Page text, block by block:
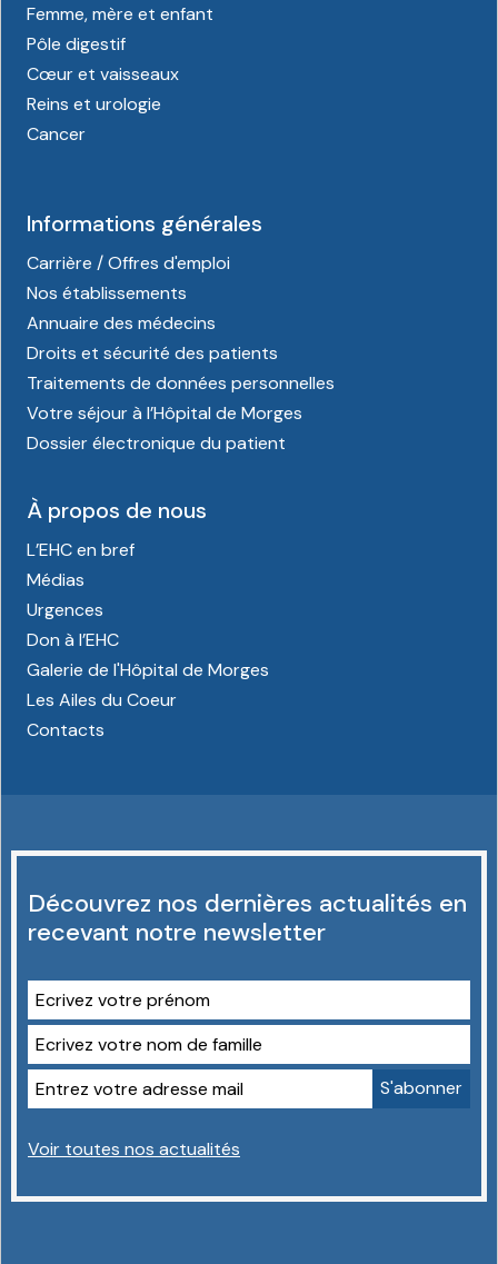
Femme, mère et enfant
Pôle digestif
Cœur et vaisseaux
Reins et urologie
Cancer
Informations générales
Carrière / Offres d'emploi
Nos établissements
Annuaire des médecins
Droits et sécurité des patients
Traitements de données personnelles
Votre séjour à l’Hôpital de Morges
Dossier électronique du patient
À propos de nous
L’EHC en bref
Médias
Urgences
Don à l’EHC
Galerie de l'Hôpital de Morges
Les Ailes du Coeur
Contacts
Découvrez nos dernières actualités en
recevant notre newsletter
Voir toutes nos actualités